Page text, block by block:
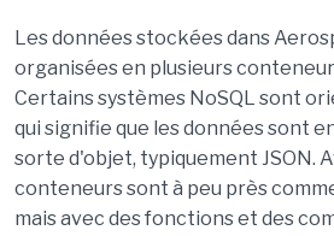
Les données stockées dans
organisées en plusieurs
Certains systèmes NoSQL sont
qui signifie que les données sont
sorte d'objet, typiquement JSON.
conteneurs sont à peu près
mais avec des fonctions et des